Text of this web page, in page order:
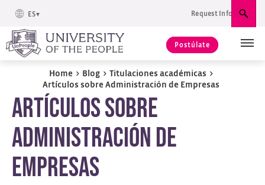
ES Request Info
Postúlate
Home > Blog > Titulaciones académicas >
Artículos sobre Administración de Empresas
Artículos sobre
Administración de
Empresas